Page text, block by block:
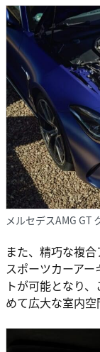
メルセデスAMG GT
また、精巧な複
スポーツカーア
トが可能となり
めて広大な室内空